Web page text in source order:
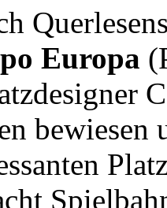
Europa
bewiesen